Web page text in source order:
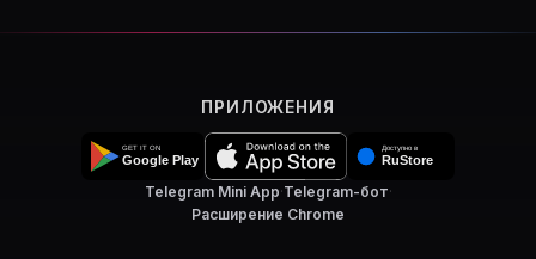
ПРИЛОЖЕНИЯ
Telegram Mini App·Telegram-бот·
Расширение Chrome